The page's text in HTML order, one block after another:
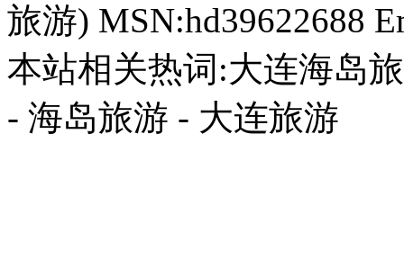
旅游) MSN:hd39622688
本站相关热词:大连海岛
- 海岛旅游 - 大连旅游